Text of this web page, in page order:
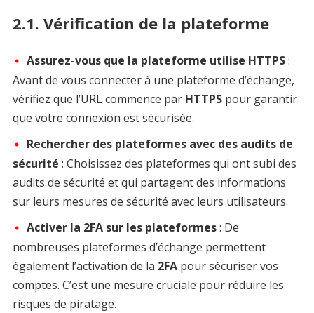
2.1. Vérification de la plateforme
Assurez-vous que la plateforme utilise HTTPS:
Avant de vous connecter à une plateforme d’échange,
vérifiez que l’URL commence par HTTPSpour garantir
que votre connexion est sécurisée.
Rechercher des plateformes avec des audits de
sécurité : Choisissez des plateformes qui ont subi des
audits de sécurité et qui partagent des informations
sur leurs mesures de sécurité avec leurs utilisateurs.
Activer la 2FA sur les plateformes: De
nombreuses plateformes d’échange permettent
également l’activation de la 2FApour sécuriser vos
comptes. C’est une mesure cruciale pour réduire les
risques de piratage.